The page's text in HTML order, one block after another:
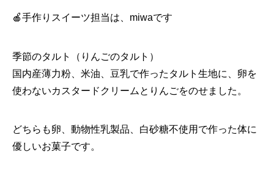
🍎手作りスイーツ担当は、miwaです
季節のタルト（りんごのタルト）
国内産薄力粉、米油、豆乳で作ったタルト生地に、卵を
使わないカスタードクリームとりんごをのせました。
どちらも卵、動物性乳製品、白砂糖不使用で作った体に
優しいお菓子です。